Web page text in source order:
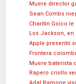
Muere director
Sean Combs
Charitín Goico
Los Jackson, en
Apple presentó
Frontera
Muere baterista
Rapero criollo